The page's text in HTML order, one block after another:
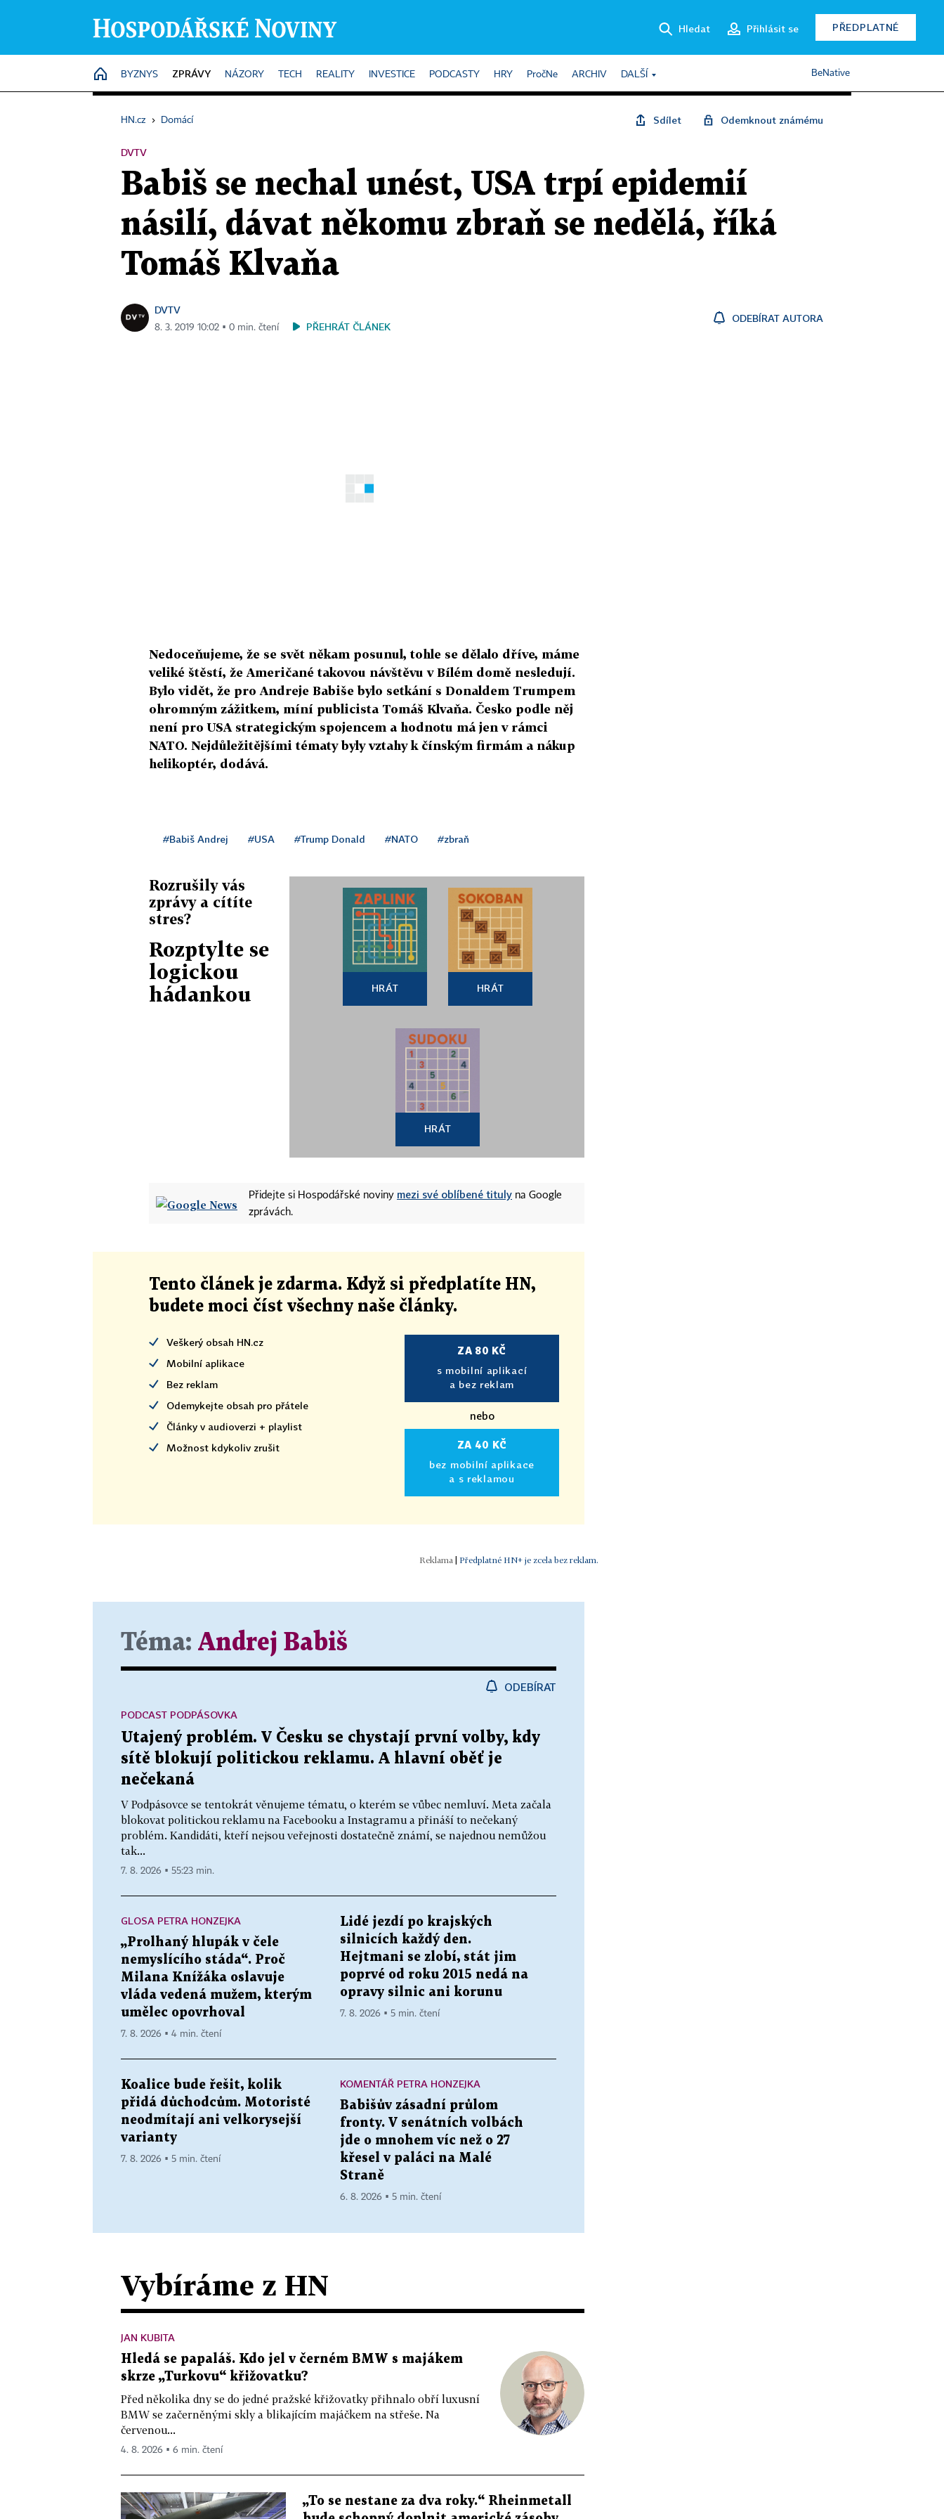
Hledat Přihlásit se PŘEDPLATNÉ
HOME
BYZNYS ZPRÁVY NÁZORY TECH REALITY INVESTICE PODCASTY HRY PročNe ARCHIV DALŠÍ BeNative
HN.cz › Domácí Sdílet Odemknout známému
DVTV
Babiš se nechal unést, USA trpí epidemií
násilí, dávat někomu zbraň se nedělá, říká
Tomáš Klvaňa
DVTV
8. 3. 2019 10:02 ▪ 0 min. čtení PŘEHRÁT ČLÁNEK
ODEBÍRAT AUTORA
Nedoceňujeme, že se svět někam posunul, tohle se dělalo dříve, máme
veliké štěstí, že Američané takovou návštěvu v Bílém domě nesledují.
Bylo vidět, že pro Andreje Babiše bylo setkání s Donaldem Trumpem
ohromným zážitkem, míní publicista Tomáš Klvaňa. Česko podle něj
není pro USA strategickým spojencem a hodnotu má jen v rámci
NATO. Nejdůležitějšími tématy byly vztahy k čínským firmám a nákup
helikoptér, dodává.
#Babiš Andrej #USA #Trump Donald #NATO #zbraň
Rozrušily vás
zprávy a cítíte
stres?
Rozptylte se
logickou
hádankou
HRÁT HRÁT
HRÁT
Přidejte si Hospodářské noviny mezi své oblíbené tituly na Google
zprávách.
Tento článek je zdarma. Když si předplatíte HN,
budete moci číst všechny naše články.
Veškerý obsah HN.cz
Mobilní aplikace
Bez reklam
Odemykejte obsah pro přátele
Články v audioverzi + playlist
Možnost kdykoliv zrušit
ZA 80 KČ
s mobilní aplikací
a bez reklam
nebo
ZA 40 KČ
bez mobilní aplikace
a s reklamou
| Předplatné HN+ je zcela bez reklam.
Téma: Andrej Babiš
ODEBÍRAT
Utajený problém. V Česku se chystají první volby, kdy
sítě blokují politickou reklamu. A hlavní oběť je
nečekaná
V Podpásovce se tentokrát věnujeme tématu, o kterém se vůbec nemluví. Meta začala
blokovat politickou reklamu na Facebooku a Instagramu a přináší to nečekaný
problém. Kandidáti, kteří nejsou veřejnosti dostatečně známí, se najednou nemůžou
tak...
PODCAST PODPÁSOVKA
7. 8. 2026 ▪ 55:23 min.
GLOSA PETRA HONZEJKA
„Prolhaný hlupák v čele
nemyslícího stáda“. Proč
Milana Knížáka oslavuje
vláda vedená mužem, kterým
umělec opovrhoval
7. 8. 2026 ▪ 4 min. čtení
Lidé jezdí po krajských
silnicích každý den.
Hejtmani se zlobí, stát jim
poprvé od roku 2015 nedá na
opravy silnic ani korunu
7. 8. 2026 ▪ 5 min. čtení
Koalice bude řešit, kolik
přidá důchodcům. Motoristé
neodmítají ani velkorysejší
varianty
7. 8. 2026 ▪ 5 min. čtení
KOMENTÁŘ PETRA HONZEJKA
Babišův zásadní průlom
fronty. V senátních volbách
jde o mnohem víc než o 27
křesel v paláci na Malé
Straně
6. 8. 2026 ▪ 5 min. čtení
Vybíráme z HN
JAN KUBITA
Hledá se papaláš. Kdo jel v černém BMW s majákem
skrze „Turkovu“ křižovatku?
Před několika dny se do jedné pražské křižovatky přihnalo obří luxusní
BMW se začerněnými skly a blikajícím majáčkem na střeše. Na
červenou...
4. 8. 2026 ▪ 6 min. čtení
„To se nestane za dva roky.“ Rheinmetall